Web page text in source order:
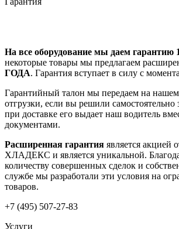
На все оборудование мы даем гарантию
некоторые товары мы предлагаем
ГОДА. Гарантия вступает в силу с
Гарантийный талон мы передаем на нашем
отгрузки, если вы решили самостоятельно
при доставке его выдает наш водитель
документами.
Расширенная гарантия является акцией
ХЛАДЕКС и является уникальной.
количеству совершенных сделок и
службе мы разработали эти условия на
товаров.
+7 (495) 507-27-83
Услуги